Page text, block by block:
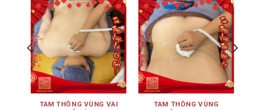
TAM THÔNG VÙNG VAI
TAM THÔNG VÙNG